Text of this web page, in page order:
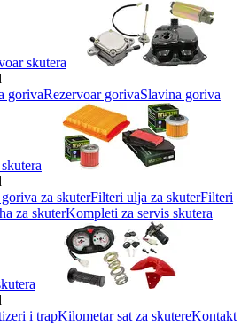
skutera
gorivaRezervoar gorivaSlavina goriva
za skuterFilteri ulja za skuterFilteri
za skuterKompleti za servis skutera
i trapKilometar sat za skutereKontakt